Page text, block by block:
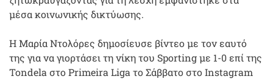
μέσα κοινωνικής δικτύωσης.
Η Μαρία Ντολόρες δημοσίευσε βίντεο με τον εαυτό
της για να γιορτάσει τη νίκη του Sporting με 1-0 επί της
Tondela στο Primeira Liga το Σάββατο στο Instagram